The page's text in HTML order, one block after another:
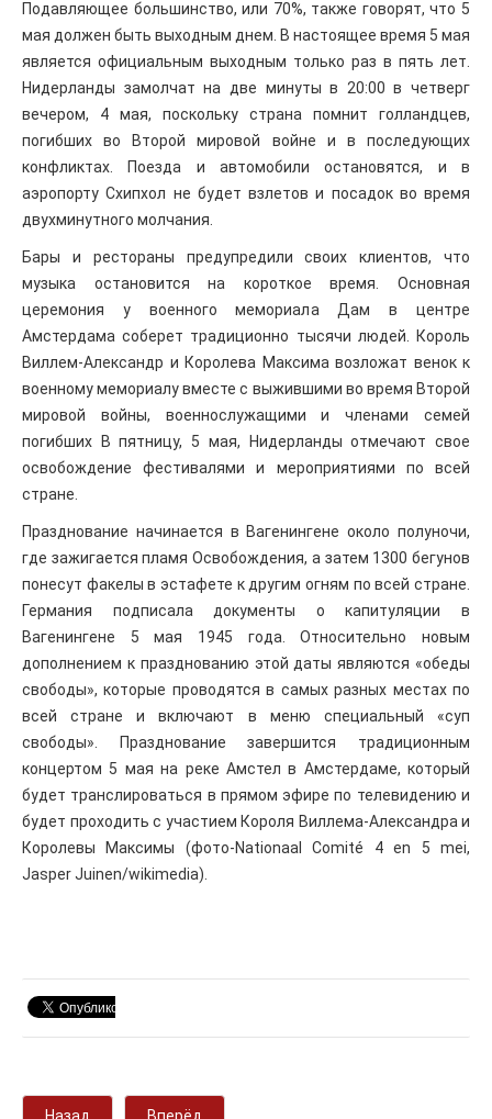
Подавляющее большинство, или 70%, также говорят, что 5
мая должен быть выходным днем. В настоящее время 5 мая
является официальным выходным только раз в пять лет.
Нидерланды замолчат на две минуты в 20:00 в четверг
вечером, 4 мая, поскольку страна помнит голландцев,
погибших во Второй мировой войне и в последующих
конфликтах. Поезда и автомобили остановятся, и в
аэропорту Схипхол не будет взлетов и посадок во время
двухминутного молчания.
Бары и рестораны предупредили своих клиентов, что
музыка остановится на короткое время. Основная
церемония у военного мемориала Дам в центре
Амстердама соберет традиционно тысячи людей. Король
Виллем-Александр и Королева Максима возложат венок к
военному мемориалу вместе с выжившими во время Второй
мировой войны, военнослужащими и членами семей
погибших В пятницу, 5 мая, Нидерланды отмечают свое
освобождение фестивалями и мероприятиями по всей
стране.
Празднование начинается в Вагенингене около полуночи,
где зажигается пламя Освобождения, а затем 1300 бегунов
понесут факелы в эстафете к другим огням по всей стране.
Германия подписала документы о капитуляции в
Вагенингене 5 мая 1945 года. Относительно новым
дополнением к празднованию этой даты являются «обеды
свободы», которые проводятся в самых разных местах по
всей стране и включают в меню специальный «суп
свободы». Празднование завершится традиционным
концертом 5 мая на реке Амстел в Амстердаме, который
будет транслироваться в прямом эфире по телевидению и
будет проходить с участием Короля Виллема-Александра и
Королевы Максимы (фото-Nationaal Comité 4 en 5 mei,
Jasper Juinen/wikimedia).